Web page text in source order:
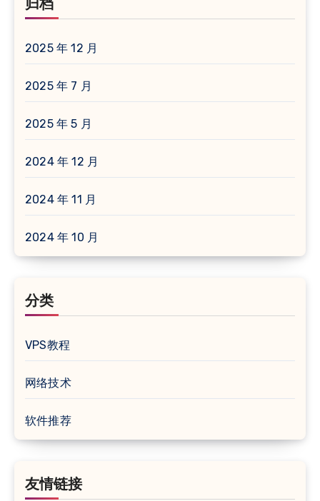
归档
2025 年 12 月
2025 年 7 月
2025 年 5 月
2024 年 12 月
2024 年 11 月
2024 年 10 月
分类
VPS教程
网络技术
软件推荐
友情链接